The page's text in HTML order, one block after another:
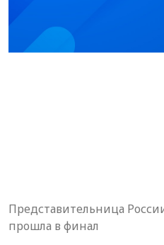
Представительница
прошла в финал